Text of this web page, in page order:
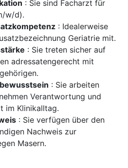
: Sie sind Facharzt für
w/d).
: Idealerweise
Geriatrie mit.
: Sie treten sicher auf
adressatengerecht mit
: Sie arbeiten
Verantwortung und
im Klinikalltag.
: Sie verfügen über den
Nachweis zur
Masern.